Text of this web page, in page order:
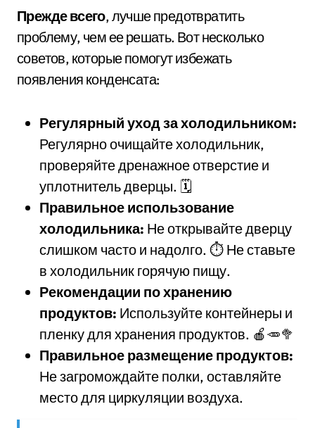
Прежде всего, лучше предотвратить
проблему, чем ее решать. Вот несколько
советов, которые помогут избежать
появления конденсата:
Регулярный уход за холодильником:
Регулярно очищайте холодильник,
проверяйте дренажное отверстие и
уплотнитель дверцы. 🗓️
Правильное использование
холодильника: Не открывайте дверцу
слишком часто и надолго. ⏱️ Не ставьте
в холодильник горячую пищу.
Рекомендации по хранению
продуктов: Используйте контейнеры и
пленку для хранения продуктов. 🍎🥕🥦
Правильное размещение продуктов:
Не загромождайте полки, оставляйте
место для циркуляции воздуха.